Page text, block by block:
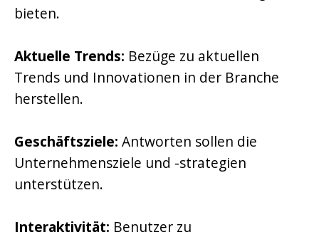
bieten.
Aktuelle Trends: Bezüge zu aktuellen
Trends und Innovationen in der Branche
herstellen.
Geschäftsziele: Antworten sollen die
Unternehmensziele und -strategien
unterstützen.
Interaktivität: Benutzer zu